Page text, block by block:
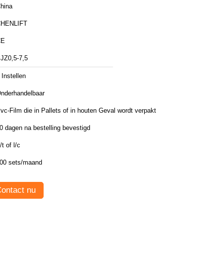
7,5
Instellen
Film die in Pallets of in houten Geval wordt verpakt
dagen na bestelling bevestigd
t of l/c
sets/maand
nu